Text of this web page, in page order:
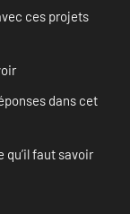
ces projets
dans cet
faut savoir